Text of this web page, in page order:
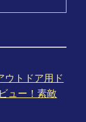
ウトドア用ド
ュー！素敵